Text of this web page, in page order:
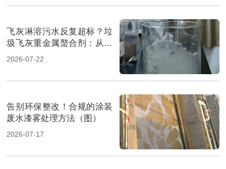
飞灰淋溶污水反复超标？垃
圾飞灰重金属螯合剂：从源
头实现固液双达标（图）
2026-07-22
告别环保整改！合规的涂装
废水漆雾处理方法（图）
2026-07-17